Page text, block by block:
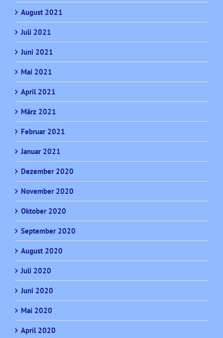
August 2021
Juli 2021
Juni 2021
Mai 2021
April 2021
März 2021
Februar 2021
Januar 2021
Dezember 2020
November 2020
Oktober 2020
September 2020
August 2020
Juli 2020
Juni 2020
Mai 2020
April 2020